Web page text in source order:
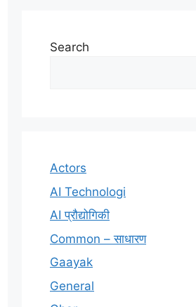
Search
Actors
AI Technologi
AI प्रौद्योगिकी
Common – साधारण
Gaayak
General